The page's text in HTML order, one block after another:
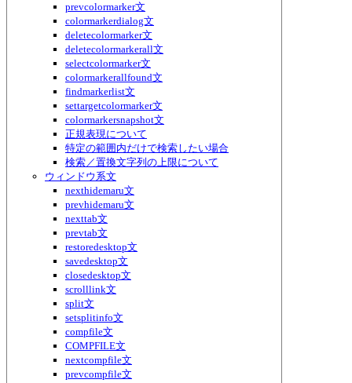
prevcolormarker文
colormarkerdialog文
deletecolormarker文
deletecolormarkerall文
selectcolormarker文
colormarkerallfound文
findmarkerlist文
settargetcolormarker文
colormarkersnapshot文
正規表現について
特定の範囲内だけで検索したい場合
検索／置換文字列の上限について
ウィンドウ系文
nexthidemaru文
prevhidemaru文
nexttab文
prevtab文
restoredesktop文
savedesktop文
closedesktop文
scrolllink文
split文
setsplitinfo文
compfile文
COMPFILE文
nextcompfile文
prevcompfile文